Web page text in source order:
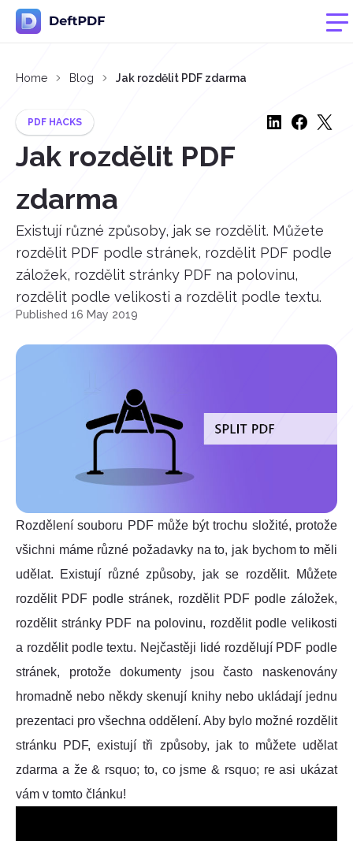
Home Blog Jak rozdělit PDF zdarma
PDF HACKS
Jak rozdělit PDF
zdarma
Existují různé způsoby, jak se rozdělit. Můžete
rozdělit PDF podle stránek, rozdělit PDF podle
záložek, rozdělit stránky PDF na polovinu,
rozdělit podle velikosti a rozdělit podle textu.
Published 16 May 2019
Rozdělení souboru PDF může být trochu složité, protože
všichni máme různé požadavky na to, jak bychom to měli
udělat. Existují různé způsoby, jak se rozdělit. Můžete
rozdělit PDF podle stránek, rozdělit PDF podle záložek,
rozdělit stránky PDF na polovinu, rozdělit podle velikosti
a rozdělit podle textu. Nejčastěji lidé rozdělují PDF podle
stránek, protože dokumenty jsou často naskenovány
hromadně nebo někdy skenují knihy nebo ukládají jednu
prezentaci pro všechna oddělení. Aby bylo možné rozdělit
stránku PDF, existují tři způsoby, jak to můžete udělat
zdarma a že & rsquo; to, co jsme & rsquo; re asi ukázat
vám v tomto článku!